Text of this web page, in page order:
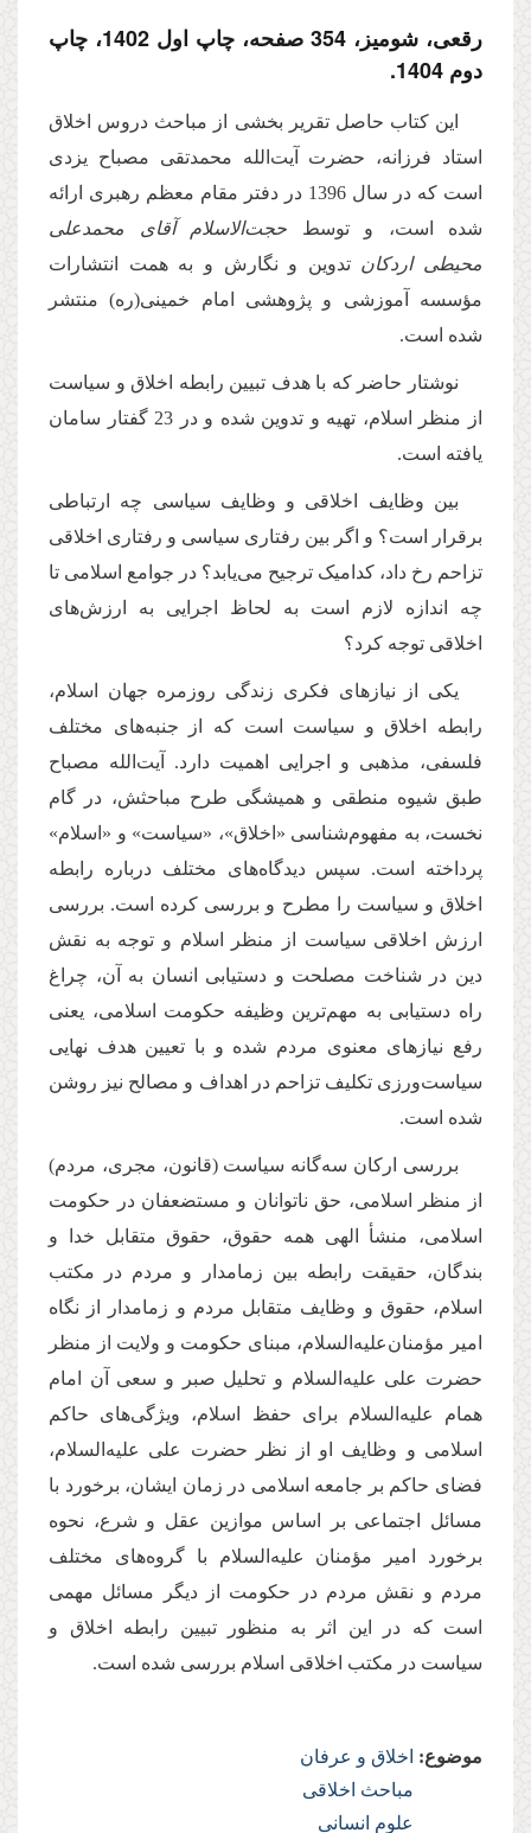
رقعی، شومیز، 354 صفحه، چاپ اول 1402، چاپ
دوم 1404.
این کتاب حاصل تقریر بخشی از مباحث دروس اخلاق
استاد فرزانه، حضرت آیت‌الله محمدتقی مصباح یزدی
است كه در سال 1396 در دفتر مقام معظم رهبری
ارائه
شده است، و توسط حجت‌الاسلام آقای محمدعلی
محیطی اردکان تدوین و نگارش و به همت انتشارات
مؤسسه آموزشی و پژوهشی امام خمینی(ره) منتشر
شده است.
نوشتار حاضر که با هدف تبیین رابطه اخلاق و سیاست
از منظر اسلام، تهیه و تدوین شده و در 23 گفتار سامان
یافته است.
بین وظایف اخلاقی و وظایف سیاسی چه ارتباطی
برقرار است؟ و اگر بین رفتاری سیاسی و رفتاری اخلاقی
تزاحم رخ داد، کدامیک ترجیح می‌یابد؟ در جوامع اسلامی تا
چه اندازه لازم است به لحاظ اجرایی به ارزش‌های
اخلاقی توجه کرد؟
یکی از نیازهای فکری زندگی روزمره جهان اسلام،
رابطه اخلاق و سیاست است که از جنبه‌های مختلف
فلسفی، مذهبی و اجرایی اهمیت دارد. آیت‌الله مصباح
طبق شیوه منطقی و همیشگی طرح مباحثش، در گام
نخست، به مفهوم‌شناسی «اخلاق»، «سیاست» و «اسلام»
پرداخته است. سپس دیدگاه‌های مختلف درباره رابطه
اخلاق و سیاست را مطرح و بررسی کرده است. بررسی
ارزش اخلاقی سیاست از منظر اسلام و توجه به نقش
دین در شناخت مصلحت و دستیابی انسان به آن، چراغ
راه دستیابی به مهم‌ترین وظیفه حکومت اسلامی، یعنی
رفع نیازهای معنوی مردم شده و با تعیین هدف نهایی
سیاست‌ورزی تکلیف تزاحم در اهداف و مصالح نیز روشن
شده است.
بررسی ارکان سه‌گانه سیاست (قانون، مجری، مردم)
از منظر اسلامی، حق ناتوانان و مستضعفان در حکومت
اسلامی، منشأ الهی همه حقوق، حقوق متقابل خدا و
بندگان، حقیقت رابطه بین زمامدار و مردم در مکتب
اسلام، حقوق و وظایف متقابل مردم و زمامدار از نگاه
امیر مؤمنان‌علیه‌السلام، مبنای حکومت و ولایت از منظر
حضرت علی علیه‌السلام و تحلیل صبر و سعی آن امام
همام علیه‌السلام برای حفظ اسلام، ویژگی‌های حاکم
اسلامی و وظایف او از نظر حضرت علی علیه‌السلام،
فضای حاکم بر جامعه اسلامی در زمان ایشان، برخورد با
مسائل اجتماعی بر اساس موازین عقل و شرع، نحوه
برخورد امیر مؤمنان علیه‌السلام با گروه‌های مختلف
مردم و نقش مردم در حکومت از دیگر مسائل مهمی
است که در این اثر به منظور تبیین رابطه اخلاق و
سیاست در مکتب اخلاقی اسلام بررسی شده است.
موضوع: اخلاق و عرفان
مباحث اخلاقی
علوم انسانی